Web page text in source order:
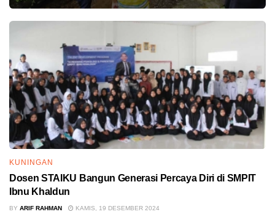
KUNINGAN
Dosen STAIKU Bangun Generasi Percaya Diri di SMPIT
Ibnu Khaldun
BY ARIF RAHMAN KAMIS, 19 DESEMBER 2024